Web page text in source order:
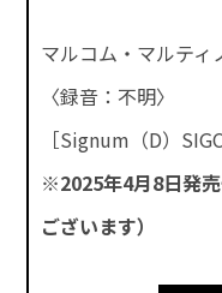
マルコム・マルティ
〈録音：不明〉
［Signum（D）
※2025年4月8日発
ございます）